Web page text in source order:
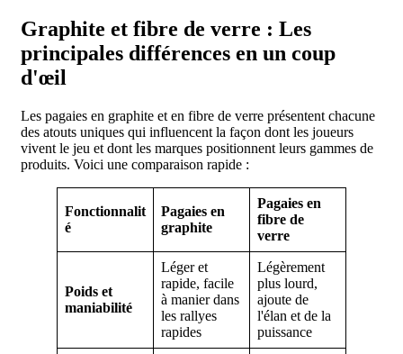
Graphite et fibre de verre : Les
principales différences en un coup
d'œil
Les pagaies en graphite et en fibre de verre présentent chacune
des atouts uniques qui influencent la façon dont les joueurs
vivent le jeu et dont les marques positionnent leurs gammes de
produits. Voici une comparaison rapide :
Fonctionnalit
é
Pagaies en
graphite
Pagaies en
fibre de
verre
Poids et
maniabilité
Léger et
rapide, facile
à manier dans
les rallyes
rapides
Légèrement
plus lourd,
ajoute de
l'élan et de la
puissance